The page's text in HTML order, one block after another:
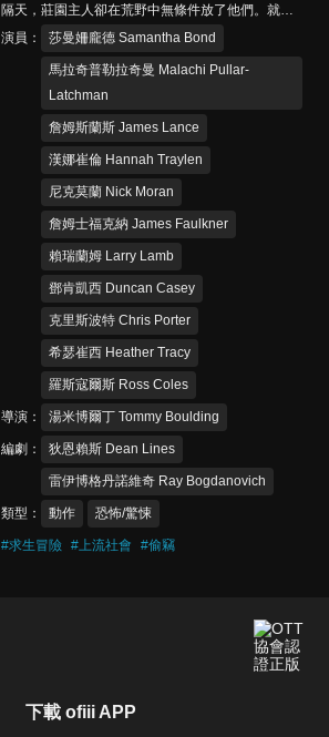
隔天，莊園主人卻在荒野中無條件放了他們。就在
這群竊賊還摸不著頭緒之際，遠方出現了一群騎馬
的獵人。原來，他們成了獵殺遊戲的獵物，血腥的
生存考驗即刻降臨…
演員 莎曼姍龐德 Samantha Bond
馬拉奇普勒拉奇曼 Malachi Pullar-
Latchman
詹姆斯蘭斯 James Lance
漢娜崔倫 Hannah Traylen
尼克莫蘭 Nick Moran
詹姆士福克納 James Faulkner
賴瑞蘭姆 Larry Lamb
鄧肯凱西 Duncan Casey
克里斯波特 Chris Porter
希瑟崔西 Heather Tracy
羅斯寇爾斯 Ross Coles
導演 湯米博爾丁 Tommy Boulding
編劇 狄恩賴斯 Dean Lines
雷伊博格丹諾維奇 Ray Bogdanovich
類型 動作 恐怖/驚悚
#求生冒險 #上流社會 #偷竊
下載 ofiii APP